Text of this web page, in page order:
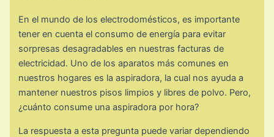
En el mundo de los electrodomésticos, es importante
tener en cuenta el consumo de energía para evitar
sorpresas desagradables en nuestras facturas de
electricidad. Uno de los aparatos más comunes en
nuestros hogares es la aspiradora, la cual nos ayuda a
mantener nuestros pisos limpios y libres de polvo. Pero,
¿cuánto consume una aspiradora por hora?
La respuesta a esta pregunta puede variar dependiendo